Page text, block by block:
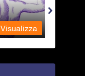
Visualizza